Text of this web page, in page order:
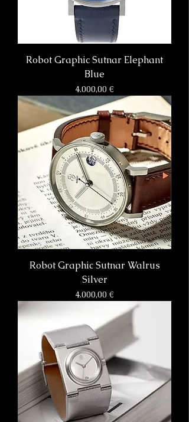
Robot Graphic Sutnar Elephant
Blue
Preis
4.000,00 €
Robot Graphic Sutnar Walrus
Silver
Preis
4.000,00 €